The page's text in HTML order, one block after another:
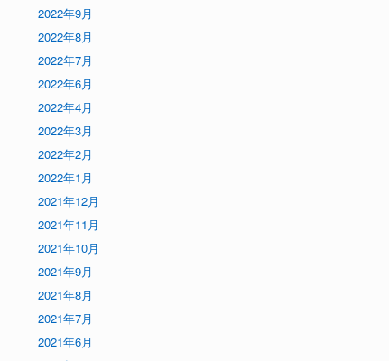
2022年9月
2022年8月
2022年7月
2022年6月
2022年4月
2022年3月
2022年2月
2022年1月
2021年12月
2021年11月
2021年10月
2021年9月
2021年8月
2021年7月
2021年6月